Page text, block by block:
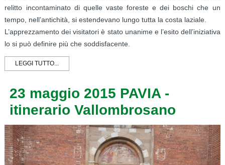
relitto incontaminato di quelle vaste foreste e dei boschi che un
tempo, nell’antichità, si estendevano lungo tutta la costa laziale.
L’apprezzamento dei visitatori è stato unanime e l’esito dell’iniziativa
lo si può definire più che soddisfacente.
LEGGI TUTTO...
23 maggio 2015 PAVIA -
itinerario Vallombrosano